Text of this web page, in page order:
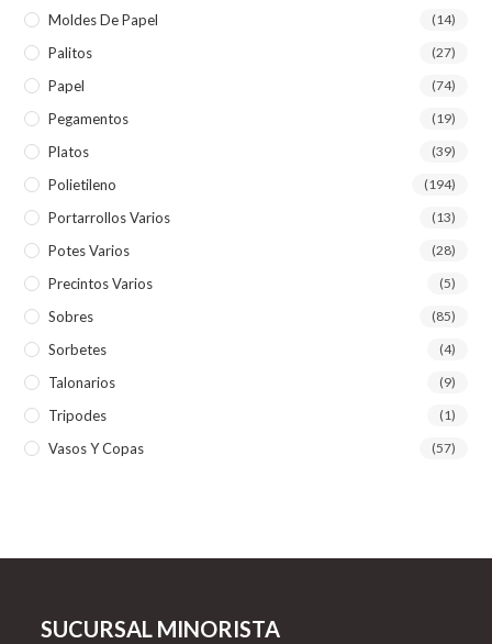
Moldes De Papel (14)
Palitos (27)
Papel (74)
Pegamentos (19)
Platos (39)
Polietileno (194)
Portarrollos Varios (13)
Potes Varios (28)
Precintos Varios (5)
Sobres (85)
Sorbetes (4)
Talonarios (9)
Tripodes (1)
Vasos Y Copas (57)
SUCURSAL MINORISTA